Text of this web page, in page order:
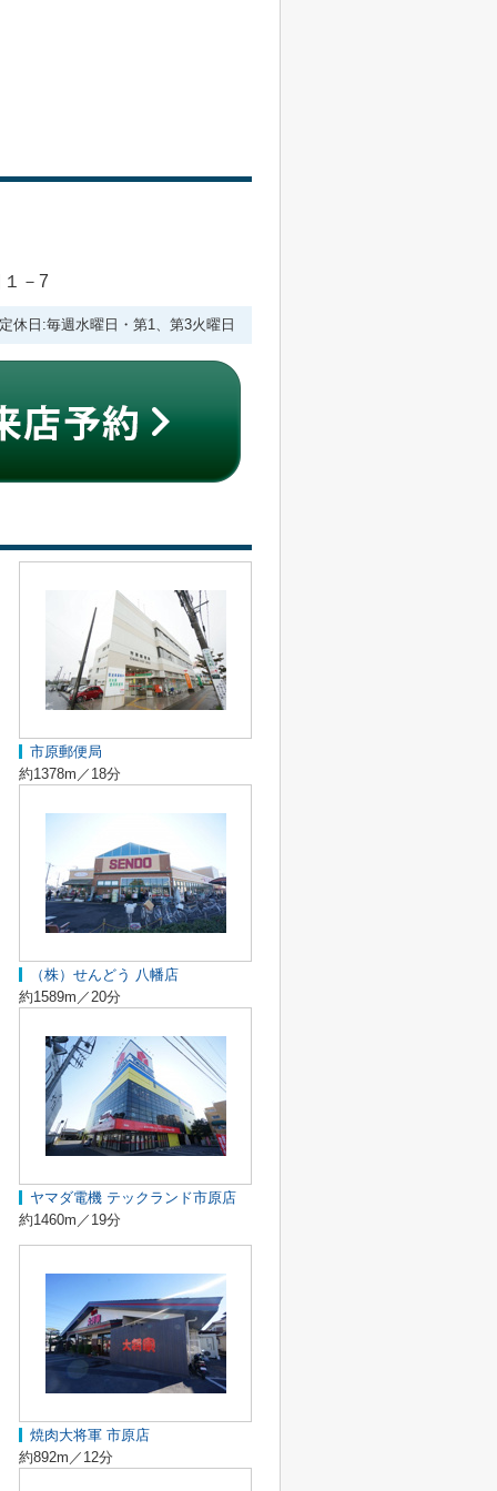
－7
休日:毎週水曜日・第1、第3火曜日
市原郵便局
約1378m／18分
（株）せんどう 八幡店
約1589m／20分
ヤマダ電機 テックランド市原店
約1460m／19分
焼肉大将軍 市原店
約892m／12分